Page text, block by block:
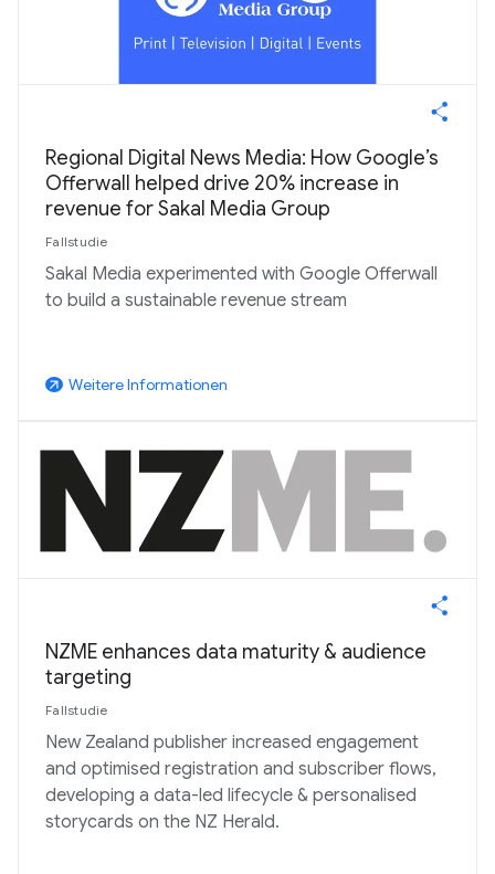
Regional Digital News Media: How Google’s
Offerwall helped drive 20% increase in
revenue for Sakal Media Group
Fallstudie
Sakal Media experimented with Google Offerwall
to build a sustainable revenue stream
arrow_outward Weitere Informationen
NZME enhances data maturity & audience
targeting
Fallstudie
New Zealand publisher increased engagement
and optimised registration and subscriber flows,
developing a data-led lifecycle & personalised
storycards on the NZ Herald.